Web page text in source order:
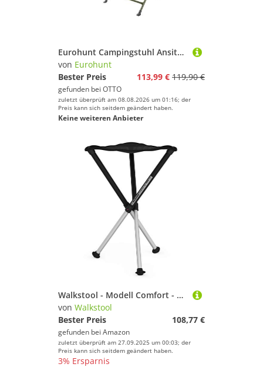
Eurohunt Campingstuhl Ansitzstuhl drehbar 360 Grad
von Eurohunt
Bester Preis
113,99 € 119,90 €
gefunden bei OTTO
zuletzt überprüft am 08.08.2026 um 01:16; der
Preis kann sich seitdem geändert haben.
Keine weiteren Anbieter
Walkstool - Modell Comfort - Schwarz und Silber - 3-Beiniger Klapphocker aus Aluminium - Sitzhöhe 65 cm - Klapphocker Faltbar, Belastbar mit 250 kg - Hergestellt in Schweden
von Walkstool
Bester Preis
108,77 €
gefunden bei Amazon
zuletzt überprüft am 27.09.2025 um 00:03; der
Preis kann sich seitdem geändert haben.
3% Ersparnis